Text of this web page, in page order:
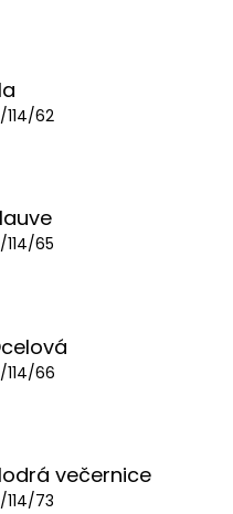
62
65
66
večernice
73